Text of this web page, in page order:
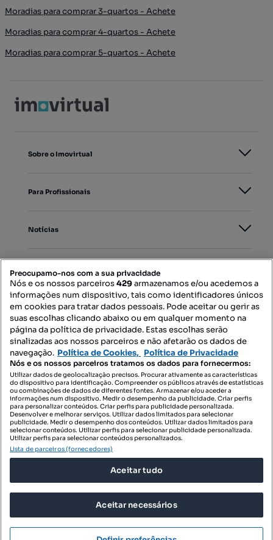
Moradias para comprar 3-quartos - Achete
Moradias para comprar 4-quartos - Achete
Moradias para comprar 5-quartos - Achete
Sobre o Imovirtual
Para Profissionais
Notícias
Mapa do Site
Contacte-nos
SIGA-NOS:
DESCARREGAR NA:
© 2026 Imovirtual.com, OLX Portugal, S.A.
TERMOS DE UTILIZAÇÃO
Preocupamo-nos com a sua privacidade
Nós e os nossos parceiros429armazenamos e/ou acedemos a
informações num dispositivo, tais como identificadores únicos
em cookies para tratar dados pessoais. Pode aceitar ou gerir as
suas escolhas clicando abaixo ou em qualquer momento na
página da política de privacidade. Estas escolhas serão
sinalizadas aos nossos parceiros e não afetarão os dados de
navegação. Política de Cookies, Política de Privacidade
Nós e os nossos parceiros tratamos os dados para fornecermos:
Utilizar dados de geolocalização precisos. Procurar ativamente as características
do dispositivo para identificação. Compreender os públicos através de estatísticas
ou combinações de dados de diferentes fontes. Armazenar e/ou aceder a
informações num dispositivo. Medir o desempenho da publicidade. Criar perfis
para personalizar conteúdos. Criar perfis para publicidade personalizada.
Desenvolver e melhorar serviços. Utilizar dados limitados para selecionar
publicidade. Medir o desempenho dos conteúdos. Utilizar dados limitados para
selecionar conteúdos. Utilizar perfis para selecionar publicidade personalizada.
Utilizar perfis para selecionar conteúdos personalizados.
Lista de parceiros (fornecedores)
Aceitar tudo
Aceitar necessários